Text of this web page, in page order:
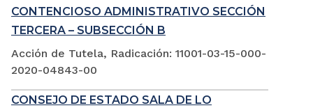
CONTENCIOSO ADMINISTRATIVO SECCIÓN
TERCERA – SUBSECCIÓN B
Acción de Tutela, Radicación: 11001-03-15-000-
2020-04843-00
CONSEJO DE ESTADO SALA DE LO